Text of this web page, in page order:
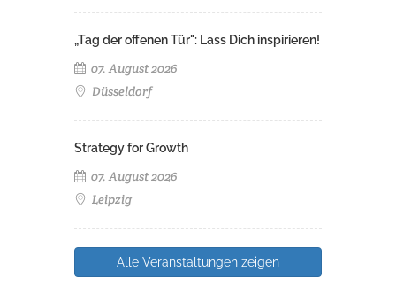
„Tag der offenen Tür": Lass Dich inspirieren!
07. August 2026
Düsseldorf
Strategy for Growth
07. August 2026
Leipzig
Alle Veranstaltungen zeigen